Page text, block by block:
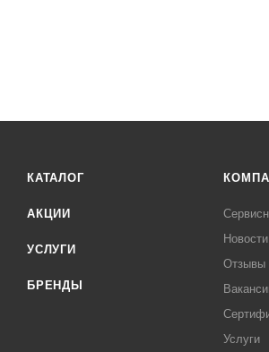
КАТАЛОГ
АКЦИИ
УСЛУГИ
БРЕНДЫ
Новости
Отзывы
Услуги